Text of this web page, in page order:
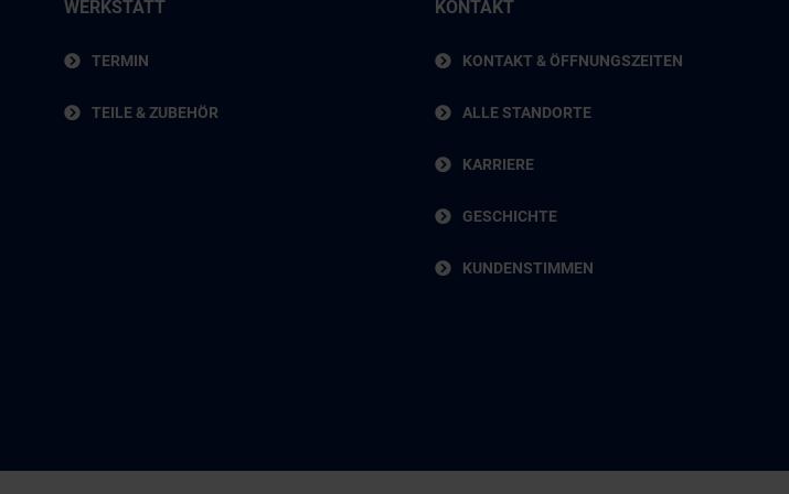
WERKSTATT
TERMIN
TEILE & ZUBEHÖR
KONTAKT
KONTAKT & ÖFFNUNGSZEITEN
ALLE STANDORTE
KARRIERE
GESCHICHTE
KUNDENSTIMMEN